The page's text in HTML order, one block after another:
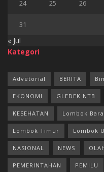
24 25 26
31
« Jul
Kategori
Advetorial BERITA
EKONOMI GLEDEK NTB
KESEHATAN Lombok
Lombok Timur Lombok
NASIONAL NEWS
PEMERINTAHAN PEMILU